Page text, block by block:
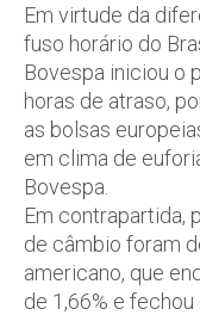
Em virtude da
fuso horário do
Bovespa iniciou o
horas de atraso,
as bolsas
em clima de
Bovespa.
Em contrapartida,
de câmbio foram
americano, que
de 1,66% e